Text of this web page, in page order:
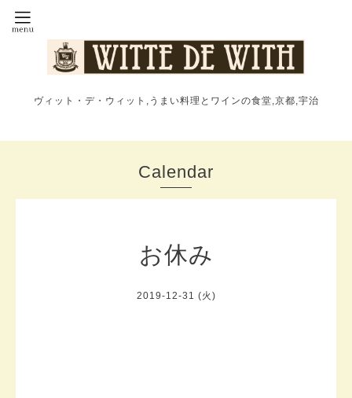
ヴィット・デ・ウィット,うまい料理とワインの食堂,京都,宇治
Calendar
お休み
2019-12-31 (火)